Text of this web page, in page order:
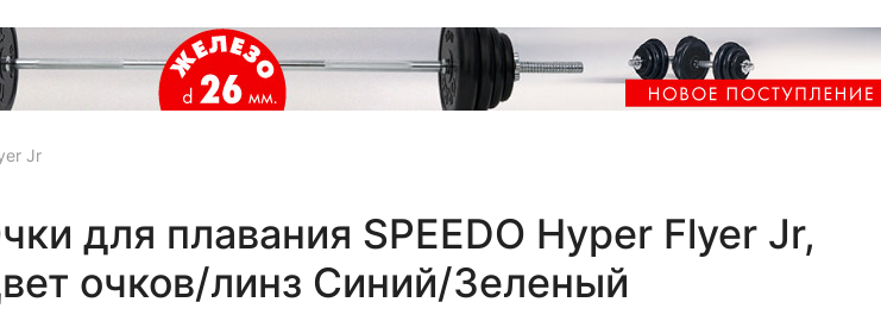
Jr
для плавания SPEEDO Hyper Flyer Jr,
очков/линз Синий/Зеленый